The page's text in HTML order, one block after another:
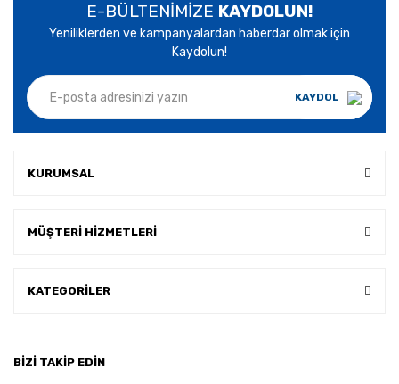
E-BÜLTENİMİZE KAYDOLUN!
Yeniliklerden ve kampanyalardan haberdar olmak için
Kaydolun!
KAYDOL
KURUMSAL
MÜŞTERİ HİZMETLERİ
KATEGORİLER
BİZİ TAKİP EDİN